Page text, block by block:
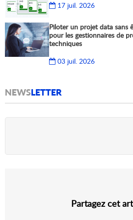
17 juil. 2026
Piloter un projet data sans
pour les gestionnaires de
techniques
03 juil. 2026
NEWSLETTER
Partagez cet